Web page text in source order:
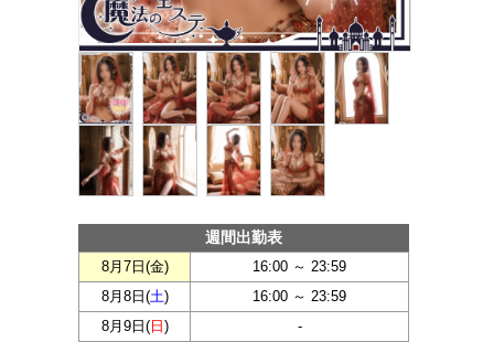
週間出勤表
8月7日(金)
16:00 ～ 23:59
8月8日(土)
16:00 ～ 23:59
8月9日(日 )
-